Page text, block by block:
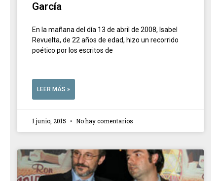
García
En la mañana del día 13 de abril de 2008, Isabel
Revuelta, de 22 años de edad, hizo un recorrido
poético por los escritos de
LEER MÁS »
1 junio, 2015 No hay comentarios